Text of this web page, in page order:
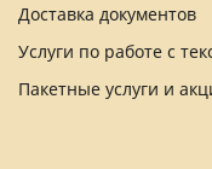
Доставка документов
Услуги по работе с
Пакетные услуги и